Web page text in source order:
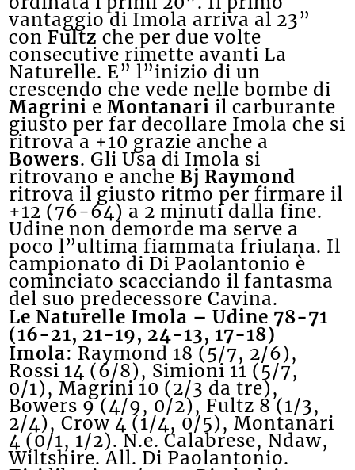
vantaggio di Imola arriva al 23”
conFultzche per due volte
consecutive rimette avanti La
Naturelle. E” l”inizio di un
crescendo che vede nelle bombe di
Magrini eMontanari il carburante
giusto per far decollare Imola che si
ritrova a +10 grazie anche a
Bowers. Gli Usa di Imola si
ritrovano e ancheBj Raymond
ritrova il giusto ritmo per firmare il
+12 (76-64) a 2 minuti dalla fine.
Udine non demorde ma serve a
poco l”ultima fiammata friulana. Il
campionato di Di Paolantonio è
cominciato scacciando il fantasma
del suo predecessore Cavina.
Le Naturelle Imola – Udine 78-71
(16-21, 21-19, 24-13, 17-18)
Imola: Raymond 18 (5/7, 2/6),
Rossi 14 (6/8), Simioni 11 (5/7,
0/1), Magrini 10 (2/3 da tre),
Bowers 9 (4/9, 0/2), Fultz 8 (1/3,
2/4), Crow 4 (1/4, 0/5), Montanari
4 (0/1, 1/2). N.e. Calabrese, Ndaw,
Wiltshire. All. Di Paolantonio.